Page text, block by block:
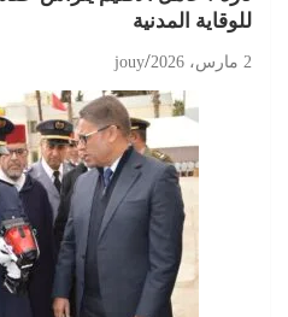
للوقاية المدنية
2 مارس، 2026 jouy